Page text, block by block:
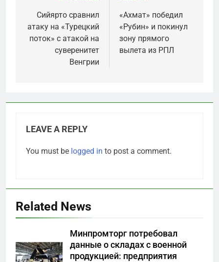
navigation
Сийярто сравнил
атаку на «Турецкий
поток» с атакой на
суверенитет
Венгрии
«Ахмат» победил
«Рубин» и покинул
зону прямого
вылета из РПЛ
LEAVE A REPLY
You must be logged in to post a comment.
Related News
Минпромторг потребовал
данные о складах с военной
продукцией: предприятия
5